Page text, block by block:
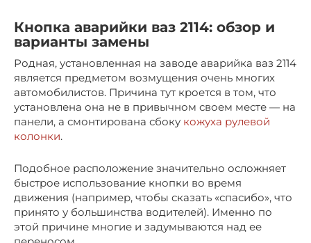
Кнопка аварийки ваз 2114: обзор и
варианты замены
Родная, установленная на заводе аварийка ваз 2114
является предметом возмущения очень многих
автомобилистов. Причина тут кроется в том, что
установлена она не в привычном своем месте — на
панели, а смонтирована сбоку кожуха рулевой
колонки.
Подобное расположение значительно осложняет
быстрое использование кнопки во время
движения (например, чтобы сказать «спасибо», что
принято у большинства водителей). Именно по
этой причине многие и задумываются над ее